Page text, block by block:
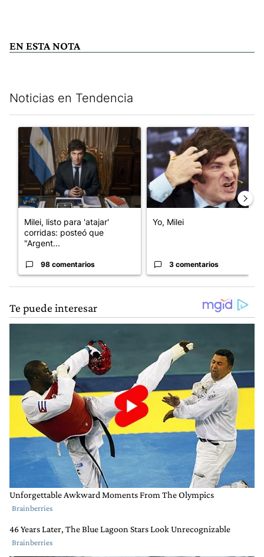
EN ESTA NOTA
Noticias en Tendencia
Un artículo de tendencia con el título "Milei, listo para 'atajar'
Milei, listo para 'atajar'
corridas: posteó que
"Argent...
98 comentarios
Un artículo de tendencia con
Yo, Milei
3 comentarios